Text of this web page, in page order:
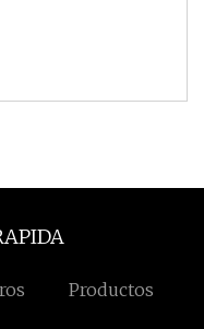
Productos